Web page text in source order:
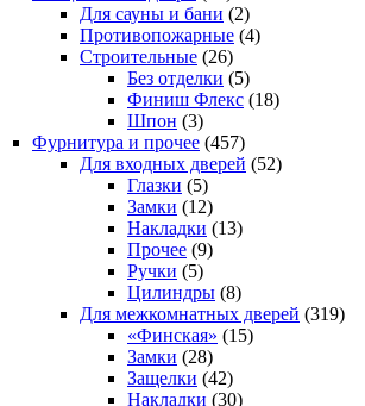
Для сауны и бани (2)
Противопожарные (4)
Строительные (26)
Без отделки (5)
Финиш Флекс (18)
Шпон (3)
Фурнитура и прочее (457)
Для входных дверей (52)
Глазки (5)
Замки (12)
Накладки (13)
Прочее (9)
Ручки (5)
Цилиндры (8)
Для межкомнатных дверей (319)
«Финская» (15)
Замки (28)
Защелки (42)
Накладки (30)